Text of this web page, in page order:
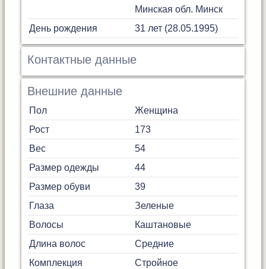
Минская обл. Минск
День рождения
31 лет (28.05.1995)
Контактные данные
Внешние данные
Пол
Женщина
Рост
173
Вес
54
Размер одежды
44
Размер обуви
39
Глаза
Зеленые
Волосы
Каштановые
Длина волос
Средние
Комплекция
Стройное